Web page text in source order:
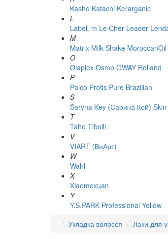
Kasho Katachi Kerarganic
L
Label. m Le Cher Leader
M
Matrix Milk Shake MoroccanOil
O
Olaplex Osmo OWAY Rolland
P
Palco Profis Pure Brazilian
S
Saryna Key (Сарина Кей)
T
Tahe Tibolli
V
VIART (ВиАрт)
W
Wahl
X
Xiaomoxuan
Y
Y.S.PARK Professional Yellow
Укладка волосся
Лаки для